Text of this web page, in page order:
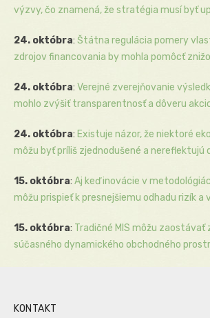
výzvy, čo znamená, že stratégia musí byť
24. októbra: Štátna regulácia pomery
zdrojov financovania by mohla pomôcť
24. októbra: Verejné zverejňovanie
mohlo zvýšiť transparentnosť a dôveru
24. októbra: Existuje názor, že niektoré
môžu byť príliš zjednodušené a nereflektujú
15. októbra: Aj keď inovácie v
môžu prispieť k presnejšiemu odhadu rizík a
15. októbra: Tradičné MIS môžu zaostávať
súčasného dynamického obchodného
KONTAKT